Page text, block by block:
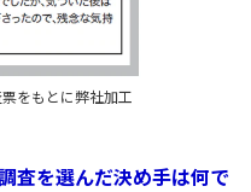
をもとに弊社加工
査を選んだ決め手は何で